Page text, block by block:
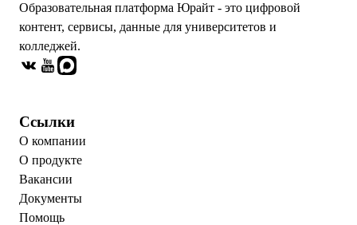
Образовательная платформа Юрайт - это цифровой
контент, сервисы, данные для университетов и
колледжей.
Ссылки
О компании
О продукте
Вакансии
Документы
Помощь